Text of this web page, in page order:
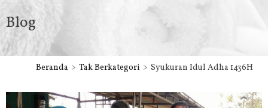
Blog
Beranda Tak Berkategori Syukuran Idul Adha 1436H